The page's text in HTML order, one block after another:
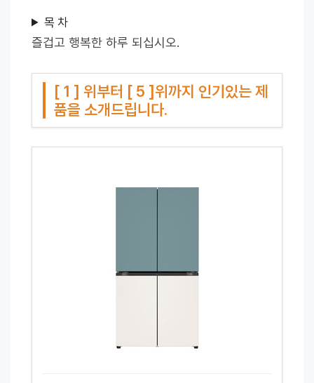
목 차
즐겁고 행복한 하루 되십시오.
[ 1 ] 위부터 [ 5 ]위까지 인기있는 제
품을 소개드립니다.